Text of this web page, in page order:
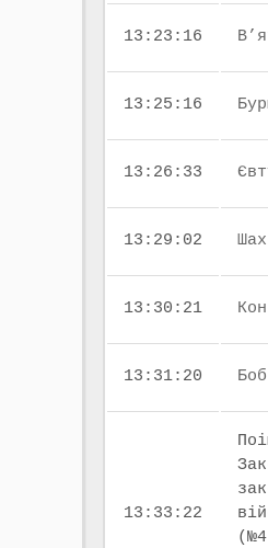
13:23:16
13:25:16
13:26:33
13:29:02
13:30:21
13:31:20
13:33:22